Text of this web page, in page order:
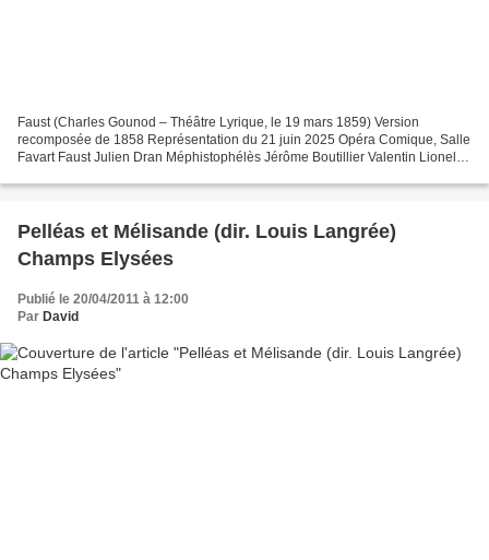
Faust (Charles Gounod – Théâtre Lyrique, le 19 mars 1859) Version
recomposée de 1858 Représentation du 21 juin 2025 Opéra Comique, Salle
Favart Faust Julien Dran Méphistophélès Jérôme Boutillier Valentin Lionel
Pelléas et Mélisande (dir. Louis Langrée)
Champs Elysées
Publié le 20/04/2011 à 12:00
Par David